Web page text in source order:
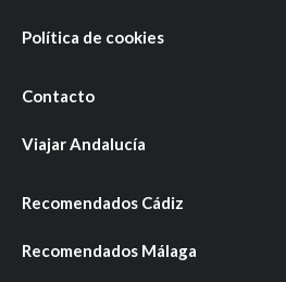
Política de cookies
Contacto
Viajar Andalucía
Recomendados Cádiz
Recomendados Málaga